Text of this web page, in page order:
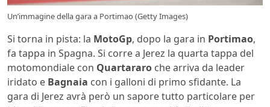
Un’immagine della gara a Portimao (Getty Images)
Si torna in pista: la MotoGp, dopo la gara in Portimao,
fa tappa in Spagna. Si corre a Jerez la quarta tappa del
motomondiale con Quartararo che arriva da leader
iridato e Bagnaia con i galloni di primo sfidante. La
gara di Jerez avrà però un sapore tutto particolare per